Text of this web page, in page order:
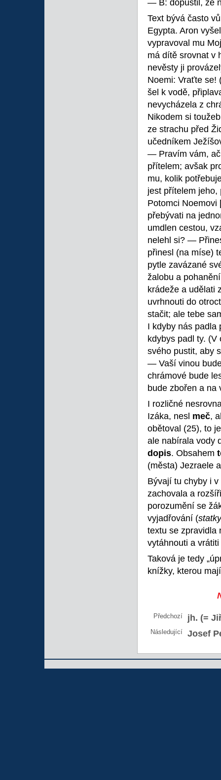
— B: dopustil, že
Text bývá často
Egypta. Aron
vypravoval mu
má dítě srovnat v
nevěsty ji
Noemi: Vraťte
šel k vodě,
nevycházela z
Nikodem si
ze strachu před
učedníkem
— Pravím vám, ač
přítelem; avšak
mu, kolik
jest přítelem
Potomci Noemovi
přebývati na
umdlen cestou,
nelehl si? —
přinesl (na míse)
pytle zavázané
žalobu a
krádeže a udělati
uvrhnouti do
stačit; ale tebe
I kdyby nás padla
kdybys padl ty.
svého pustit, aby
— Vaší vinou
chrámové bude
bude zbořen a na
I rozličné
Izáka, nesl meč,
obětoval (25), to
ale nabírala vody
dopis. Obsahem
(města) Jezraele
Bývají tu chyby i
zachovala a
porozumění se
vyjadřování (
textu se zpravidla
vytáhnouti a
Taková je tedy
knížky, kterou
Předchozí jh. (=
Následující Josef